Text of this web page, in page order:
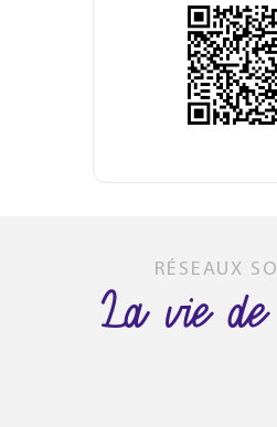
RÉSEAUX
La vie de